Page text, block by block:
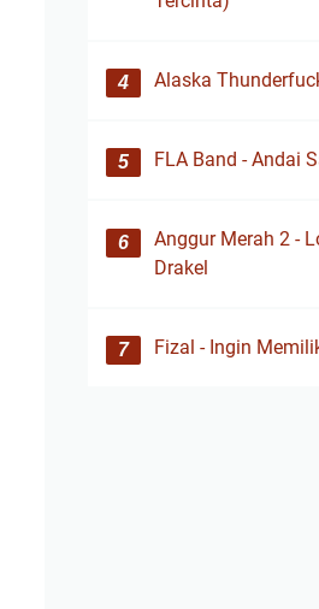
Alaska
FLA Band - Andai
Anggur Merah 2 -
Drakel
Fizal - Ingin